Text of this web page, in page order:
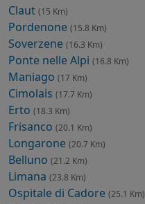
Claut (15 Km)
Pordenone (15.8 Km)
Soverzene (16.3 Km)
Ponte nelle Alpi (16.8 Km)
Maniago (17 Km)
Cimolais (17.7 Km)
Erto (18.3 Km)
Frisanco (20.1 Km)
Longarone (20.7 Km)
Belluno (21.2 Km)
Limana (23.8 Km)
Ospitale di Cadore (25.1 Km)